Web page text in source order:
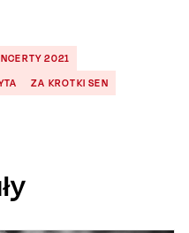
2021
ZA KROTKI SEN